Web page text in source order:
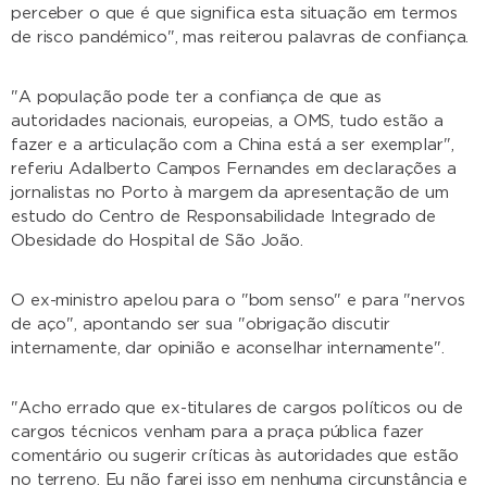
perceber o que é que significa esta situação em termos
de risco pandémico", mas reiterou palavras de confiança.
"A população pode ter a confiança de que as
autoridades nacionais, europeias, a OMS, tudo estão a
fazer e a articulação com a China está a ser exemplar",
referiu Adalberto Campos Fernandes em declarações a
jornalistas no Porto à margem da apresentação de um
estudo do Centro de Responsabilidade Integrado de
Obesidade do Hospital de São João.
O ex-ministro apelou para o "bom senso" e para "nervos
de aço", apontando ser sua "obrigação discutir
internamente, dar opinião e aconselhar internamente".
"Acho errado que ex-titulares de cargos políticos ou de
cargos técnicos venham para a praça pública fazer
comentário ou sugerir críticas às autoridades que estão
no terreno. Eu não farei isso em nenhuma circunstância e